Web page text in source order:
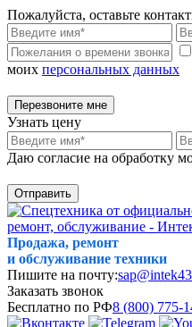
Пожалуйста, оставьте
моих персональных данных
Перезвоните мне
Узнать цену
Даю согласие на обработку
Отправить
Продажа, ремонт
и обслуживание техники
Пишите на почту:
Заказать звонок
Бесплатно по РФ8 (800) 775-